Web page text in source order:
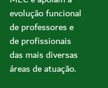
evolução funcional
de professores e
de profissionais
das mais diversas
áreas de atuação.